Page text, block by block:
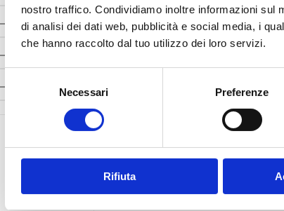
nostro traffico. Condividiamo inoltre informazioni
di analisi dei dati web, pubblicità e social media, i
che hanno raccolto dal tuo utilizzo dei loro servizi.
Necessari Preferenze
Rifiuta